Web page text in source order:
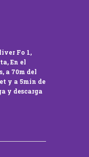
Fo 1,
En el
a 70m del
y a 5min de
y descarga